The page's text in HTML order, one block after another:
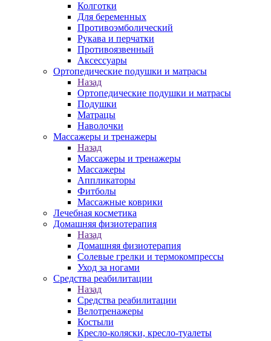
Колготки
Для беременных
Противоэмболический
Рукава и перчатки
Противоязвенный
Аксессуары
Ортопедические подушки и матрасы
Назад
Ортопедические подушки и матрасы
Подушки
Матрацы
Наволочки
Массажеры и тренажеры
Назад
Массажеры и тренажеры
Массажеры
Аппликаторы
Фитболы
Массажные коврики
Лечебная косметика
Домашняя физиотерапия
Назад
Домашняя физиотерапия
Солевые грелки и термокомпрессы
Уход за ногами
Средства реабилитации
Назад
Средства реабилитации
Велотренажеры
Костыли
Кресло-коляски, кресло-туалеты